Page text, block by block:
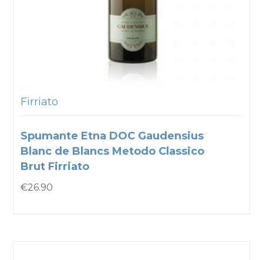
Firriato
Spumante Etna DOC Gaudensius
Blanc de Blancs Metodo Classico
Brut Firriato
€26.90